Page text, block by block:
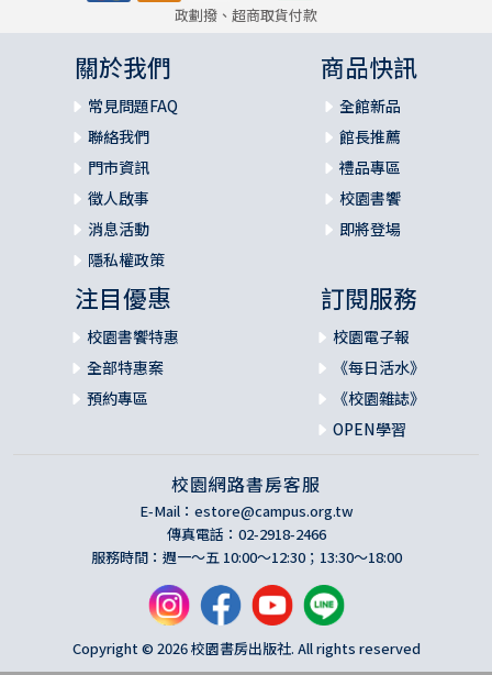
政劃撥、超商取貨付款
關於我們
常見問題FAQ
聯絡我們
門市資訊
徵人啟事
消息活動
隱私權政策
商品快訊
全館新品
館長推薦
禮品專區
校園書饗
即將登場
注目優惠
校園書饗特惠
全部特惠案
預約專區
訂閱服務
校園電子報
《每日活水》
《校園雜誌》
OPEN學習
校園網路書房客服
E-Mail： estore@campus.org.tw
傳真電話：02-2918-2466
服務時間：週一～五 10:00～12:30；13:30～18:00
Copyright © 2026 校園書房出版社. All rights reserved